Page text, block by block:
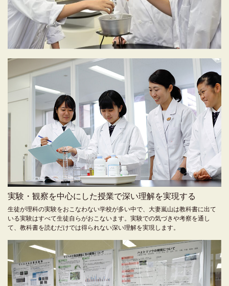
実験・観察を中心にした授業で深い理解を実現する
生徒が理科の実験をおこなわない学校が多い中で、大妻嵐山は教科書に出て
いる実験はすべて生徒自らがおこないます。実験での気づきや考察を通し
て、教科書を読むだけでは得られない深い理解を実現します。